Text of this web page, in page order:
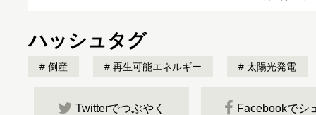
ハッシュタグ
倒産 再生可能エネルギー 太陽光発電
Twitterでつぶやく Facebookでシ